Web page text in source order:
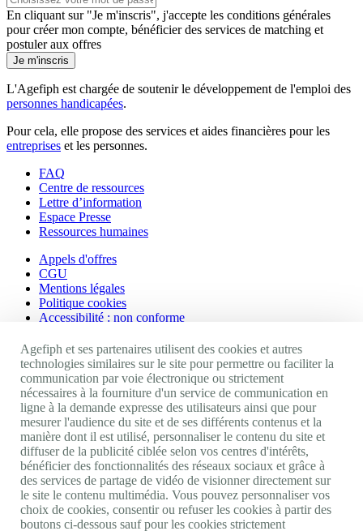
En cliquant sur "Je m'inscris", j'accepte les conditions générales
pour créer mon compte, bénéficier des services de matching et
postuler aux offres
Je m'inscris
L'Agefiph est chargée de soutenir le développement de l'emploi des
personnes handicapées.
Pour cela, elle propose des services et aides financières pour les
entreprises et les personnes.
FAQ
Centre de ressources
Lettre d’information
Espace Presse
Ressources humaines
Appels d'offres
CGU
Mentions légales
Politique cookies
Accessibilité : non conforme
Nos autres sites
Site portail Agefiph
Activateur de progrès
Handinnov
Innovation et recherche
Université du RRH
Service AppuiPro
Nous suivre
Youtube
Agefiph et ses partenaires utilisent des cookies et autres
technologies similaires sur le site pour permettre ou faciliter la
communication par voie électronique ou strictement
nécessaires à la fourniture d'un service de communication en
ligne à la demande expresse des utilisateurs ainsi que pour
mesurer l'audience du site et de ses différents contenus et la
manière dont il est utilisé, personnaliser le contenu du site et
diffuser de la publicité ciblée selon vos centres d'intérêts,
bénéficier des fonctionnalités des réseaux sociaux et grâce à
des services de partage de vidéo de visionner directement sur
le site le contenu multimédia. Vous pouvez personnaliser vos
choix de cookies, consentir ou refuser les cookies à partir des
boutons ci-dessous sauf pour les cookies strictement